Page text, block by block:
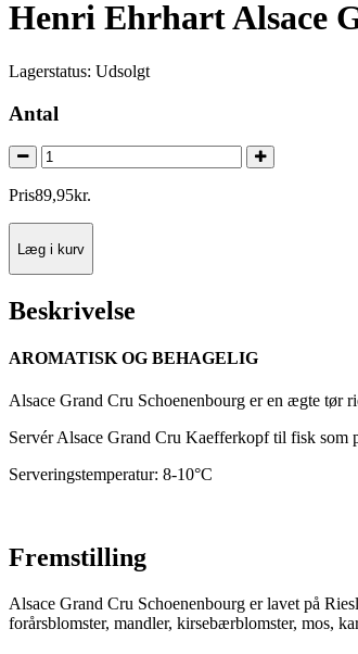
Henri Ehrhart Alsace
Lagerstatus: Udsolgt
Antal
Pris89,95kr.
Læg i kurv
Beskrivelse
AROMATISK OG BEHAGELIG
Alsace Grand Cru Schoenenbourg er en ægte tør
Servér Alsace Grand Cru Kaefferkopf til fisk som
Serveringstemperatur: 8-10°C
Fremstilling
Alsace Grand Cru Schoenenbourg er lavet på
forårsblomster, mandler, kirsebærblomster, mos,